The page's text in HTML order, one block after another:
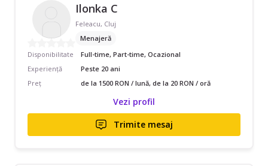
Ilonka C
Feleacu, Cluj
Menajeră
Disponibilitate
Full-time, Part-time, Ocazional
Experiență
Peste 20 ani
Preț
de la 1500 RON / lună, de la 20 RON / oră
Vezi profil
Trimite mesaj